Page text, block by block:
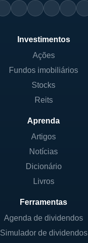
Investimentos
Ações
Fundos imobiliários
Stocks
Reits
Aprenda
Artigos
Notícias
Dicionário
Livros
Ferramentas
Agenda de dividendos
Simulador de dividendos